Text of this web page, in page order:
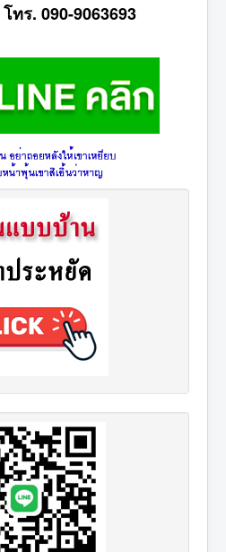
ร. 090-9063693